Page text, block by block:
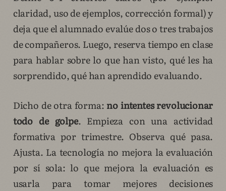
claridad, uso de ejemplos, corrección formal) y
deja que el alumnado evalúe dos o tres trabajos
de compañeros. Luego, reserva tiempo en clase
para hablar sobre lo que han visto, qué les ha
sorprendido, qué han aprendido evaluando.
Dicho de otra forma: no intentes revolucionar
todo de golpe. Empieza con una actividad
formativa por trimestre. Observa qué pasa.
Ajusta. La tecnología no mejora la evaluación
por sí sola: lo que mejora la evaluación es
usarla para tomar mejores decisiones